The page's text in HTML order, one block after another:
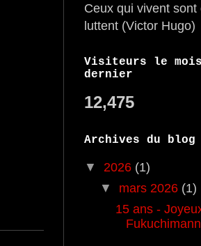
Ceux qui vivent sont
luttent (Victor Hugo)
Visiteurs le mois
dernier
12,475
Archives du blog
▼ 2026 (1)
▼ mars 2026 (1)
15 ans -